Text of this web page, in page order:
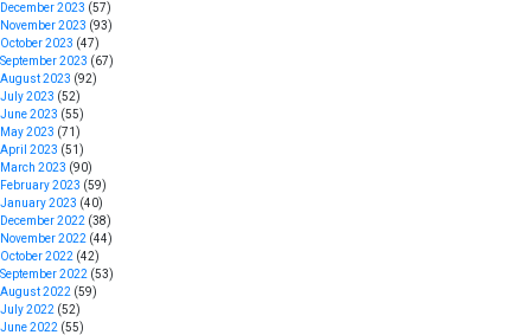
December 2023 (57)
November 2023 (93)
October 2023 (47)
September 2023 (67)
August 2023 (92)
July 2023 (52)
June 2023 (55)
May 2023 (71)
April 2023 (51)
March 2023 (90)
February 2023 (59)
January 2023 (40)
December 2022 (38)
November 2022 (44)
October 2022 (42)
September 2022 (53)
August 2022 (59)
July 2022 (52)
June 2022 (55)